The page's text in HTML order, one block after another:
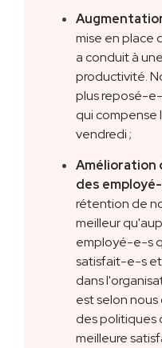
mise en place
a conduit à
productivité.
plus reposé-
qui compense
vendredi ;
Amélioration
des
rétention de
meilleur
employé-e-s
satisfait-e-s
dans
est selon
des politiques
meilleure